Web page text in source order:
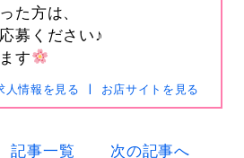
s-hanabi
365日受付中です
367-294
た方は、
募ください♪
す
人情報を見る お店サイトを見る
記事一覧 次の記事へ